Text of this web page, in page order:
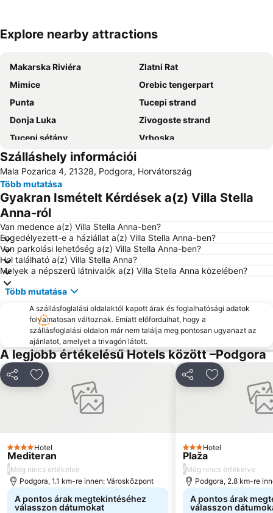
Nagy méretű térkép
Explore nearby attractions
Makarska Riviéra
Zlatni Rat
Mimice
Orebic tengerpart
Punta
Tucepi strand
Donja Luka
Zivogoste strand
Tucepi sétány
Vrboska
Slapovi Kravice
Park Prirode Biokovo
Nikolina
Shrine of Medjugorje
Szálláshely információi
Mala Pozarica 4, 21328, Podgora, Horvátország
Több mutatása
Gyakran Ismételt Kérdések a(z) Villa Stella
Anna-ról
Van medence a(z) Villa Stella Anna-ben?
Engedélyezett-e a háziállat a(z) Villa Stella Anna-ben?
Van parkolási lehetőség a(z) Villa Stella Anna-ben?
Hol található a(z) Villa Stella Anna?
Melyek a népszerű látnivalók a(z) Villa Stella Anna közelében?
Több mutatása
A szállásfoglalási oldalaktól kapott árak és foglalhatósági adatok
folyamatosan változnak. Emiatt előfordulhat, hogy a
szállásfoglalási oldalon már nem találja meg pontosan ugyanazt az
ajánlatot, amelyet a trivagón látott.
A legjobb értékelésű Hotels között –Podgora
MegosztásHozzáadás a kedvencekhez
4 Kategória
Hotel
Mediteran
/Még nincs értékelve
Podgora, 1.1 km-re innen: Városközpont
A pontos árak megtekintéséhez
válasszon dátumokat
MegosztásHozzáadás
3 Kategória
Hotel
Plaža
/Még nincs értékelve
Podgora, 2.8 km-re
A pontos árak
válasszon